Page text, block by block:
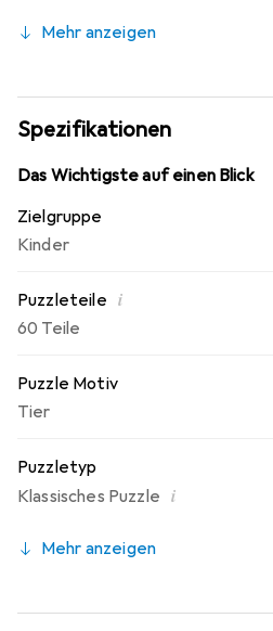
Puzzle-Design ermöglicht es
während sie gleichzeitig ihre
trainieren. Dieses Puzzle ist
Beschäftigung, sondern auch
die das Interesse an der Natur
und Freunden, fördert es zudem
und Teamarbeit.
Mehr anzeigen
Spezifikationen
Das Wichtigste auf einen Blick
Zielgruppe
Kinder
Puzzleteile i
60 Teile
Puzzle Motiv
Tier
Puzzletyp
Klassisches Puzzle i
Mehr anzeigen